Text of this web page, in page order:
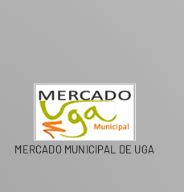
MERCADO MUNICIPAL DE UGA